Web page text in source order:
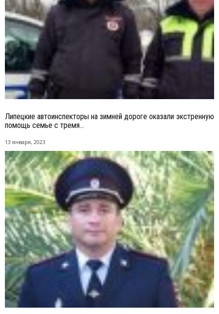
Липецкие автоинспекторы на зимней дороге оказали экстренную
помощь семье с тремя...
13 января, 2023